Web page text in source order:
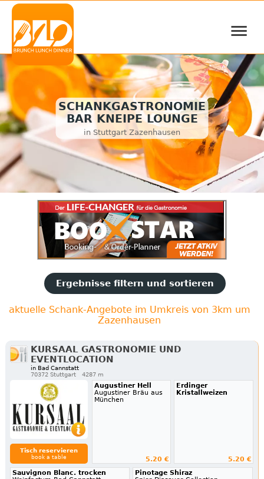
≡
SCHANKGASTRONOMIE
BAR KNEIPE LOUNGE
in Stuttgart Zazenhausen
Ergebnisse filtern und sortieren
aktuelle Schank-Angebote im Umkreis von 3km um
Zazenhausen
KURSAAL GASTRONOMIE UND
EVENTLOCATION
in Bad Cannstatt
70372 Stuttgart
4287 m
Tisch reservieren
book a table
Augustiner Hell
Augustiner Bräu aus
München
5.20 €
Erdinger
Kristallweizen
5.20 €
Sauvignon Blanc. trocken
Pinotage Shiraz